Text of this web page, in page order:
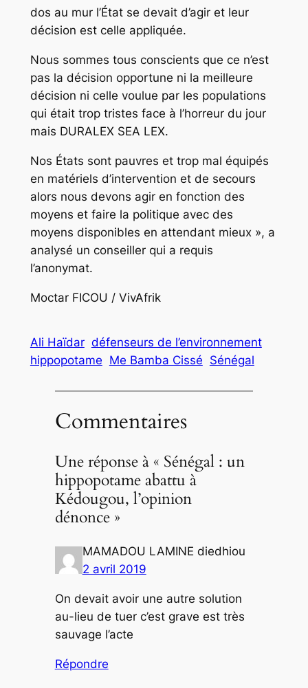
dos au mur l’État se devait d’agir et leur
décision est celle appliquée.
Nous sommes tous conscients que ce n’est
pas la décision opportune ni la meilleure
décision ni celle voulue par les populations
qui était trop tristes face à l’horreur du jour
mais DURALEX SEA LEX.
Nos États sont pauvres et trop mal équipés
en matériels d’intervention et de secours
alors nous devons agir en fonction des
moyens et faire la politique avec des
moyens disponibles en attendant mieux », a
analysé un conseiller qui a requis
l’anonymat.
Moctar FICOU / VivAfrik
Ali Haïdar défenseurs de l’environnement
hippopotame Me Bamba Cissé Sénégal
Commentaires
Une réponse à « Sénégal : un
hippopotame abattu à
Kédougou, l’opinion
dénonce »
MAMADOU LAMINE diedhiou
2 avril 2019
On devait avoir une autre solution
au-lieu de tuer c’est grave est très
sauvage l’acte
Répondre